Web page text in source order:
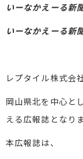
いーなかえーる新
いーなかえーる新
レプタイル株式会
岡山県北を中心と
える広報誌となりま
本広報誌は、